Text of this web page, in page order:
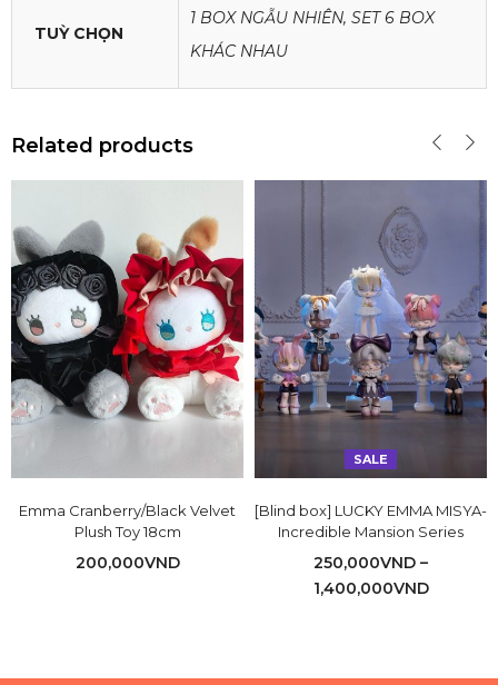
TUỲ CHỌN
1 BOX NGẪU NHIÊN, SET 6 BOX
KHÁC NHAU
Related products
Emma Cranberry/Black Velvet
Plush Toy 18cm
200,000VND
SALE
[Blind box] LUCKY EMMA MISYA-
Incredible Mansion Series
250,000VND –
1,400,000VND